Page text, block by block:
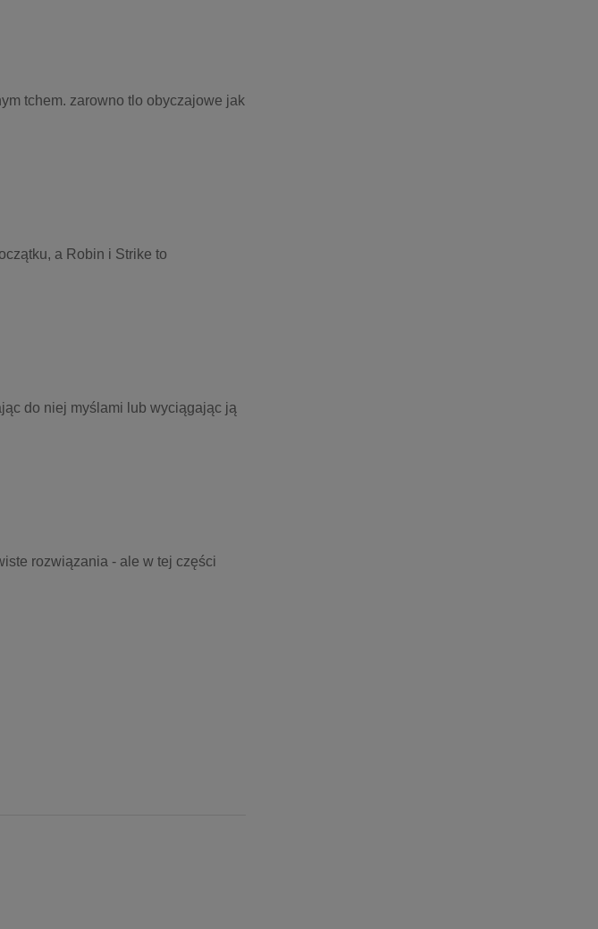
tchem. zarowno tlo obyczajowe jak
a Robin i Strike to
do niej myślami lub wyciągając ją
rozwiązania - ale w tej części